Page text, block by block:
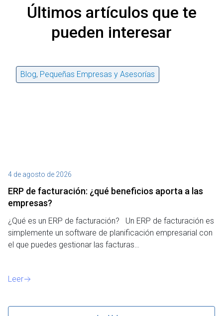
Últimos artículos que te
pueden interesar
Blog, Pequeñas Empresas y Asesorías
4 de agosto de 2026
ERP de facturación​: ¿qué beneficios aporta a las
empresas?
¿Qué es un ERP de facturación? Un ERP de facturación es
simplemente un software de planificación empresarial con
el que puedes gestionar las facturas…
Leer